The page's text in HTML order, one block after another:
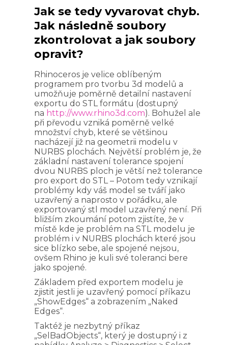
Jak se tedy vyvarovat chyb.
Jak následně soubory
zkontrolovat a jak soubory
opravit?
Rhinoceros je velice oblíbeným
programem pro tvorbu 3d modelů a
umožňuje poměrně detailní nastavení
exportu do STL formátu (dostupný
na http://www.rhino3d.com). Bohužel ale
při převodu vzniká poměrně velké
množství chyb, které se většinou
nacházejí již na geometrii modelu v
NURBS plochách. Největší problém je, že
základní nastavení tolerance spojení
dvou NURBS ploch je větší než tolerance
pro export do STL – Potom tedy vznikají
problémy kdy váš model se tváří jako
uzavřený a naprosto v pořádku, ale
exportovaný stl model uzavřený není. Při
bližším zkoumání potom zjistíte, že v
místě kde je problém na STL modelu je
problém i v NURBS plochách které jsou
sice blízko sebe, ale spojené nejsou,
ovšem Rhino je kuli své toleranci bere
jako spojené.
Základem před exportem modelu je
zjistit jestli je uzavřený pomocí příkazu
„ShowEdges“ a zobrazením „Naked
Edges“.
Taktéž je nezbytný příkaz
„SelBadObjects“, který je dostupný i z